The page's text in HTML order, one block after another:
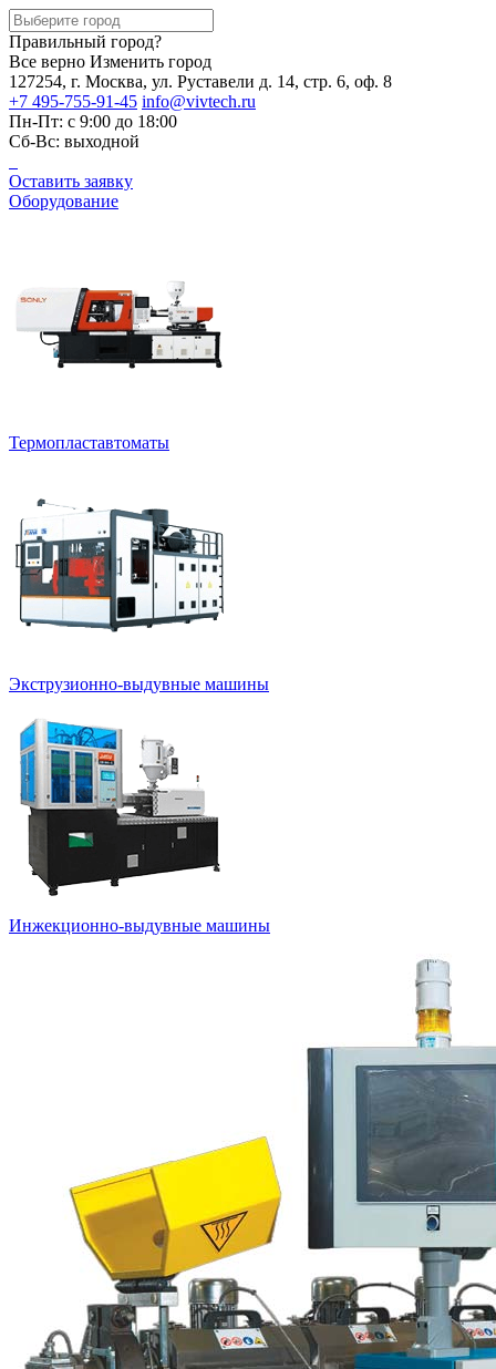
Правильный город?
Все верно Изменить город
127254, г. Москва, ул. Руставели д. 14, стр. 6, оф. 8
+7 495-755-91-45 info@vivtech.ru
Пн-Пт: с 9:00 до 18:00
Сб-Вс: выходной
Оставить заявку
Оборудование
Термопластавтоматы
Экструзионно-выдувные машины
Инжекционно-выдувные машины